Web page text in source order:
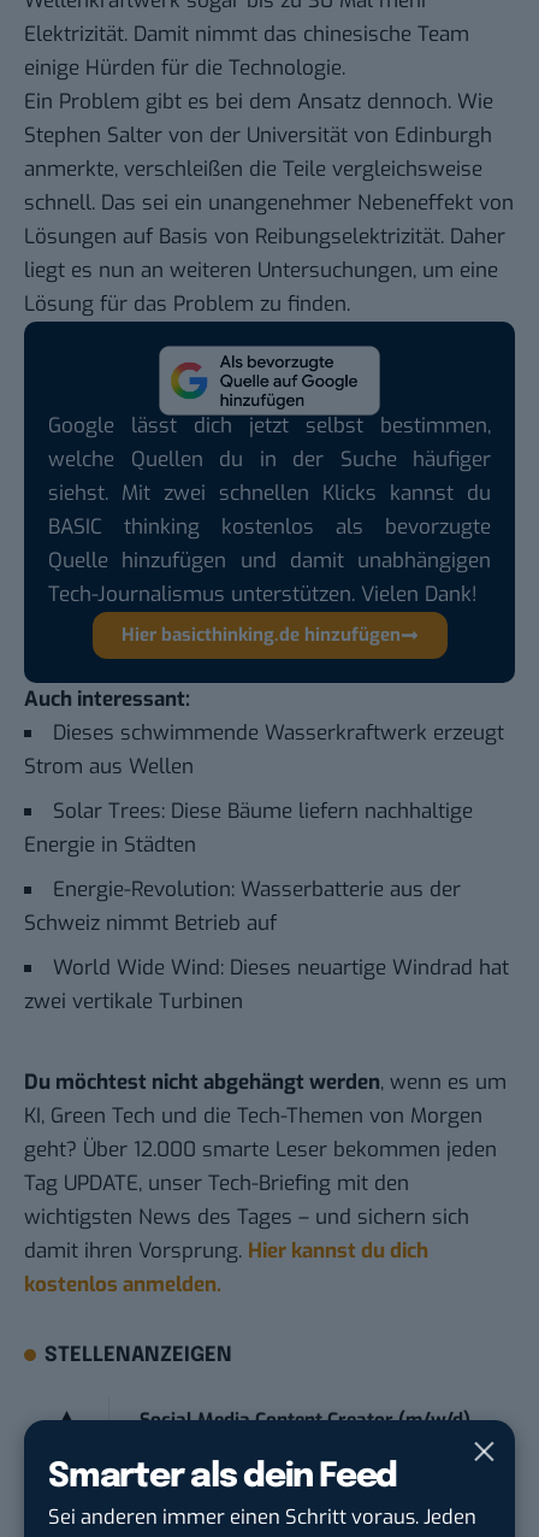
Smarter als dein Feed
Sei anderen immer einen Schritt voraus. Jeden
Elektrizität. Damit nimmt das chinesische Team
einige Hürden für die Technologie.
Ein Problem gibt es bei dem Ansatz dennoch. Wie
Stephen Salter von der Universität von Edinburgh
anmerkte, verschleißen die Teile vergleichsweise
schnell. Das sei ein unangenehmer Nebeneffekt von
Lösungen auf Basis von Reibungselektrizität. Daher
liegt es nun an weiteren Untersuchungen, um eine
Lösung für das Problem zu finden.
Google lässt dich jetzt selbst bestimmen,
welche Quellen du in der Suche häufiger
siehst. Mit zwei schnellen Klicks kannst du
BASIC thinking kostenlos als bevorzugte
Quelle hinzufügen und damit unabhängigen
Tech-Journalismus unterstützen. Vielen Dank!
Hier basicthinking.de hinzufügen
Auch interessant:
Dieses schwimmende Wasserkraftwerk erzeugt
Strom aus Wellen
Solar Trees: Diese Bäume liefern nachhaltige
Energie in Städten
Energie-Revolution: Wasserbatterie aus der
Schweiz nimmt Betrieb auf
World Wide Wind: Dieses neuartige Windrad hat
zwei vertikale Turbinen
Du möchtest nicht abgehängt werden, wenn es um
KI, Green Tech und die Tech-Themen von Morgen
geht? Über 12.000 smarte Leser bekommen jeden
Tag UPDATE, unser Tech-Briefing mit den
wichtigsten News des Tages – und sichern sich
damit ihren Vorsprung. Hier kannst du dich
kostenlos anmelden.
STELLENANZEIGEN
Social Media Content Creator (m/w/d)
Anforderungs- und Projektmanager